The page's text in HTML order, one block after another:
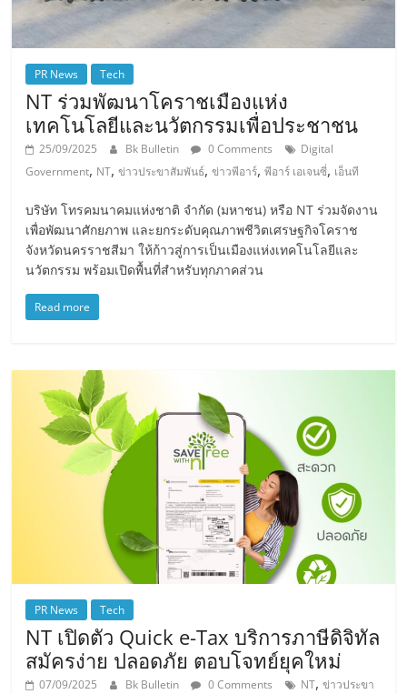
PR News Tech
NT ร่วมพัฒนาโคราชเมืองแห่ง
เทคโนโลยีและนวัตกรรมเพื่อประชาชน
25/09/2025 Bk Bulletin 0 Comments
Digital
Government, NT,ข่าวประขาสัมพันธ์,ข่าวพีอาร์,พีอาร์ เอเจนซี่, เอ็นที
บริษัท โทรคมนาคมแห่งชาติ จำกัด (มหาชน) หรือ NT ร่วมจัดงาน
เพื่อพัฒนาศักยภาพ และยกระดับคุณภาพชีวิตเศรษฐกิจโคราช
จังหวัดนครราชสีมา ให้ก้าวสู่การเป็นเมืองแห่งเทคโนโลยีและ
นวัตกรรม พร้อมเปิดพื้นที่สำหรับทุกภาคส่วน
Read more
PR News Tech
NT เปิดตัว Quick e-Tax บริการภาษีดิจิทัล
สมัครง่าย ปลอดภัย ตอบโจทย์ยุคใหม่
07/09/2025 Bk Bulletin 0 Comments NT,ข่าวประขา